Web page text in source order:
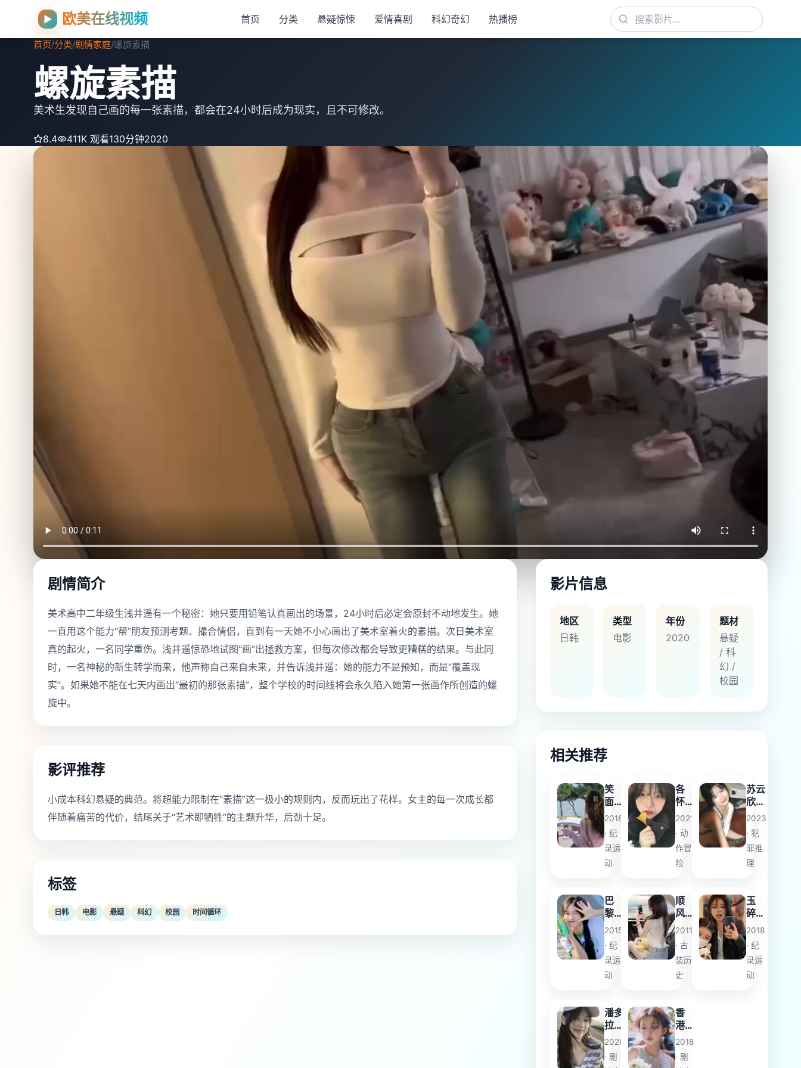
▶ 欧美在线视频 首页 分类 悬疑惊悚 爱情喜剧 科幻奇幻 热播榜
首页/分类/剧情家庭/螺旋素描
螺旋素描
美术生发现自己画的每一张素描，都会在24小时后成为现实，且不可修改。
8.4 411K 观看130分钟2020
剧情简介
美术高中二年级生浅井遥有一个秘密：她只要用铅笔认真画出的场景，24小时后必定会原封不动地发生。她
一直用这个能力“帮”朋友预测考题、撮合情侣，直到有一天她不小心画出了美术室着火的素描。次日美术室
真的起火，一名同学重伤。浅井遥惊恐地试图“画”出拯救方案，但每次修改都会导致更糟糕的结果。与此同
时，一名神秘的新生转学而来，他声称自己来自未来，并告诉浅井遥：她的能力不是预知，而是“覆盖现
实”。如果她不能在七天内画出“最初的那张素描”，整个学校的时间线将会永久陷入她第一张画作所创造的螺
旋中。
影评推荐
小成本科幻悬疑的典范。将超能力限制在“素描”这一极小的规则内，反而玩出了花样。女主的每一次成长都
伴随着痛苦的代价，结尾关于“艺术即牺牲”的主题升华，后劲十足。
标签
日韩 电影 悬疑 科幻 校园 时间循环
影片信息
地区
日韩
类型
电影
年份
2020
题材
悬疑
/ 科
幻 /
校园
相关推荐
笑
面
欲
魔
2018
· 纪
录运
动
各
怀
鬼
2021
· 动
作冒
险
苏云
欣的
复仇
2023
· 犯
罪推
理
巴
黎
妓
院
回
忆
录
2015
· 纪
录运
动
顺
风
鱼
2011
· 古
装历
史
玉
碎
凤
还
巢
2018
· 纪
录运
动
潘多
拉的
宝剑
2020
· 剧
香
港
天
堂
2018
· 剧